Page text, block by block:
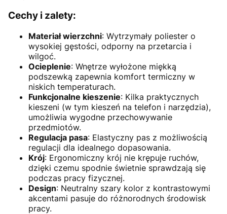
Cechy i zalety:
Materiał wierzchni: Wytrzymały poliester o
wysokiej gęstości, odporny na przetarcia i
wilgoć.
Ocieplenie: Wnętrze wyłożone miękką
podszewką zapewnia komfort termiczny w
niskich temperaturach.
Funkcjonalne kieszenie: Kilka praktycznych
kieszeni (w tym kieszeń na telefon i narzędzia),
umożliwia wygodne przechowywanie
przedmiotów.
Regulacja pasa: Elastyczny pas z możliwością
regulacji dla idealnego dopasowania.
Krój: Ergonomiczny krój nie krępuje ruchów,
dzięki czemu spodnie świetnie sprawdzają się
podczas pracy fizycznej.
Design: Neutralny szary kolor z kontrastowymi
akcentami pasuje do różnorodnych środowisk
pracy.